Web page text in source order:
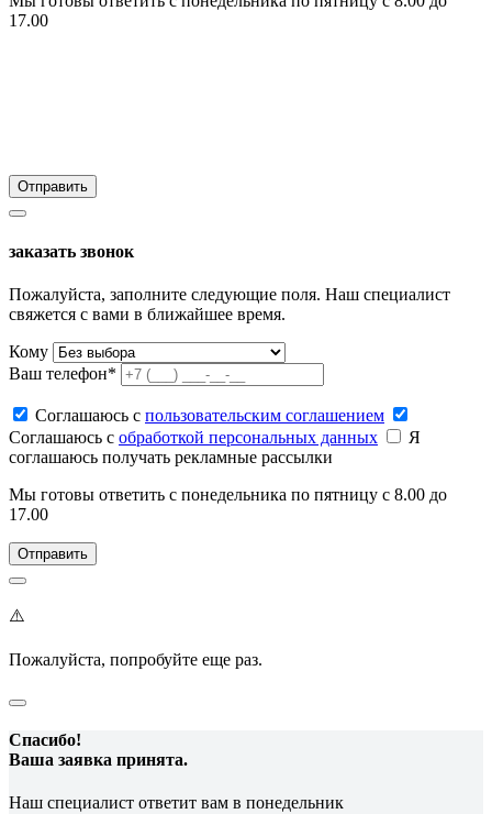
17.00
заказать звонок
Пожалуйста, заполните следующие поля. Наш специалист
свяжется с вами в ближайшее время.
Кому
Ваш телефон*
Соглашаюсь c пользовательским соглашением
Соглашаюсь c обработкой персональных данных
Я
соглашаюсь получать рекламные рассылки
Мы готовы ответить с понедельника по пятницу с 8.00 до
17.00
⚠️
Пожалуйста, попробуйте еще раз.
Спасибо!
Ваша заявка принята.
Наш специалист ответит вам в понедельник